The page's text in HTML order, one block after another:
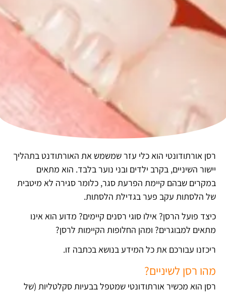
רסן אורתודונטי הוא כלי עזר שמשמש את האורתודנט בתהליך
יישור השיניים, בקרב ילדים ובני נוער בלבד. הוא מתאים
במקרים שבהם קיימת הפרעת סגר, כלומר סגירה לא מיטבית
של הלסתות עקב פער בגדילת הלסתות.
כיצד פועל הרסן? אילו סוגי רסנים קיימים? מדוע הוא אינו
מתאים למבוגרים? ומהן החלופות הקיימות לרסן?
ריכזנו עבורכם את כל המידע בנושא בכתבה זו.
מהו רסן לשיניים?
רסן הוא מכשיר אורתודונטי שמטפל בבעיות סקלטליות (של